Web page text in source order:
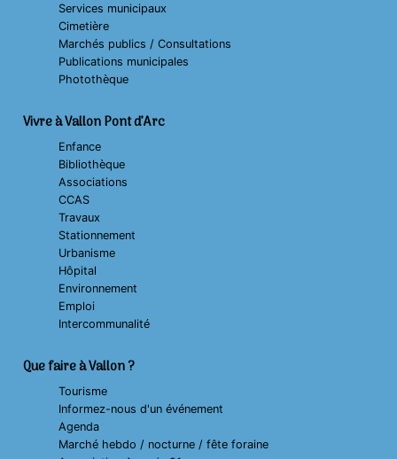
Services municipaux
Cimetière
Marchés publics / Consultations
Publications municipales
Photothèque
Vivre à Vallon Pont d’Arc
Enfance
Bibliothèque
Associations
CCAS
Travaux
Stationnement
Urbanisme
Hôpital
Environnement
Emploi
Intercommunalité
Que faire à Vallon ?
Tourisme
Informez-nous d'un événement
Agenda
Marché hebdo / nocturne / fête foraine